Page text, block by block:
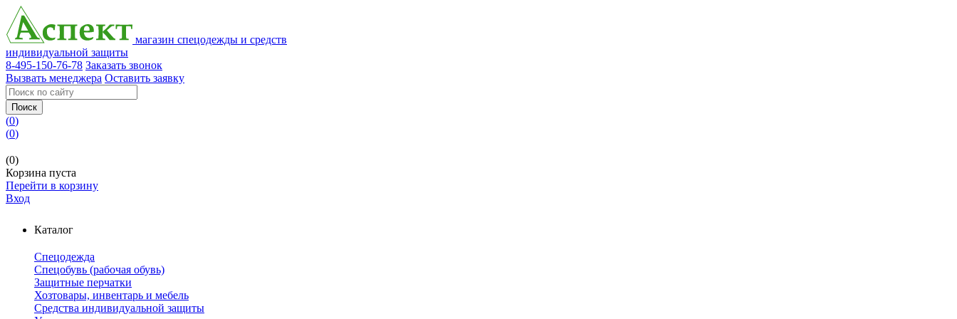
магазин спецодежды и средств
индивидуальной защиты
8-495-150-76-78 Заказать звонок
Вызвать менеджера Оставить заявку
Поиск
(0)
(0)
(0)
Корзина пуста
Перейти в корзину
Вход
Каталог
Спецодежда
Спецобувь (рабочая обувь)
Защитные перчатки
Хозтовары, инвентарь и мебель
Средства индивидуальной защиты